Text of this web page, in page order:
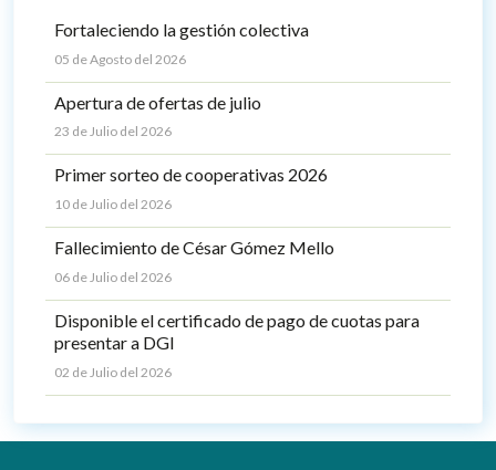
Fortaleciendo la gestión colectiva
05 de Agosto del 2026
Apertura de ofertas de julio
23 de Julio del 2026
Primer sorteo de cooperativas 2026
10 de Julio del 2026
Fallecimiento de César Gómez Mello
06 de Julio del 2026
Disponible el certificado de pago de cuotas para
presentar a DGI
02 de Julio del 2026